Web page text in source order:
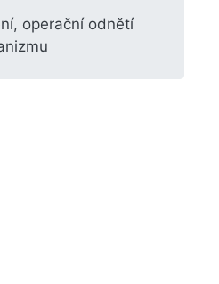
operační odnětí